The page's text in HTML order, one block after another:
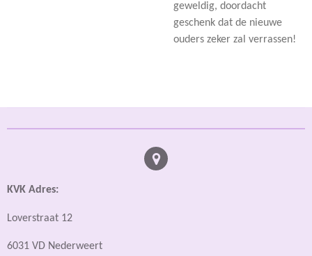
geweldig, doordacht
geschenk dat de nieuwe
ouders zeker zal verrassen!
KVK Adres:
Loverstraat 12
6031 VD Nederweert